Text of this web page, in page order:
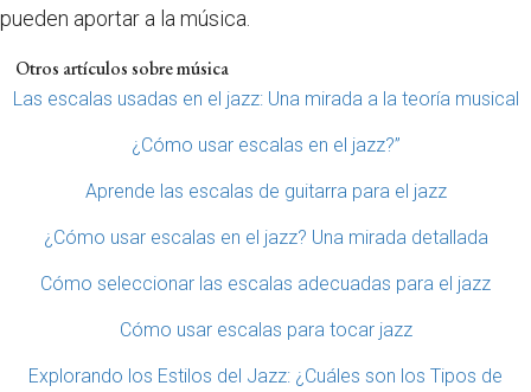
pueden aportar a la música.
Otros artículos sobre música
Las escalas usadas en el jazz: Una mirada a la teoría musical
¿Cómo usar escalas en el jazz?”
Aprende las escalas de guitarra para el jazz
¿Cómo usar escalas en el jazz? Una mirada detallada
Cómo seleccionar las escalas adecuadas para el jazz
Cómo usar escalas para tocar jazz
Explorando los Estilos del Jazz: ¿Cuáles son los Tipos de